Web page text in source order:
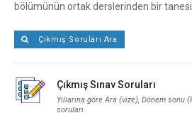
bölümünün ortak derslerinden bir
Çıkmış Soruları Ara
Çıkmış Sınav Soruları
Yıllarına göre Ara (vize), Dönem sonu
soruları.